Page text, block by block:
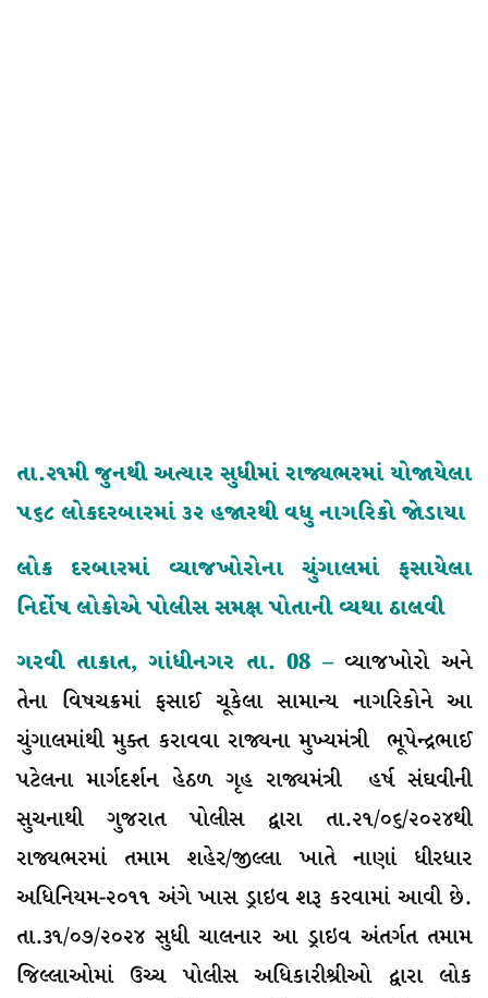
તા.૨૧મી જુનથી અત્યાર સુધીમાં રાજ્યભરમાં યોજાયેલા
૫૬૮ લોકદરબારમાં ૩૨ હજારથી વધુ નાગરિકો જોડાયા
લોક દરબારમાં વ્યાજખોરોના ચુંગાલમાં ફસાયેલા
નિર્દોષ લોકોએ પોલીસ સમક્ષ પોતાની વ્યથા ઠાલવી
ગરવી તાકાત, ગાંધીનગર તા. 08 – વ્યાજખોરો અને
તેના વિષચક્રમાં ફસાઈ ચૂકેલા સામાન્ય નાગરિકોને આ
ચુંગાલમાંથી મુક્ત કરાવવા રાજ્યના મુખ્યમંત્રી ભૂપેન્દ્રભાઈ
પટેલના માર્ગદર્શન હેઠળ ગૃહ રાજ્યમંત્રી હર્ષ સંઘવીની
સુચનાથી ગુજરાત પોલીસ દ્વારા તા.૨૧/૦૬/૨૦૨૪થી
રાજ્યભરમાં તમામ શહેર/જીલ્લા ખાતે નાણાં ધીરધાર
અધિનિયમ-૨૦૧૧ અંગે ખાસ ડ્રાઇવ શરૂ કરવામાં આવી છે.
તા.૩૧/૦૭/૨૦૨૪ સુધી ચાલનાર આ ડ્રાઇવ અંતર્ગત તમામ
જિલ્લાઓમાં ઉચ્ચ પોલીસ અધિકારીશ્રીઓ દ્વારા લોક